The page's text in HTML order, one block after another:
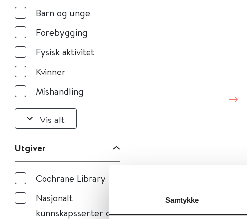
Samtykke
Barn og unge
Forebygging
Fysisk aktivitet
Kvinner
Mishandling
Vis alt
Utgiver
Cochrane Library
Nasjonalt
kunnskapssenter om